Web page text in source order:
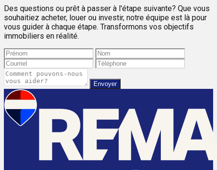
Des questions ou prêt à passer à l'étape suivante? Que vous
souhaitiez acheter, louer ou investir, notre équipe est là pour
vous guider à chaque étape. Transformons vos objectifs
immobiliers en réalité.
Envoyer